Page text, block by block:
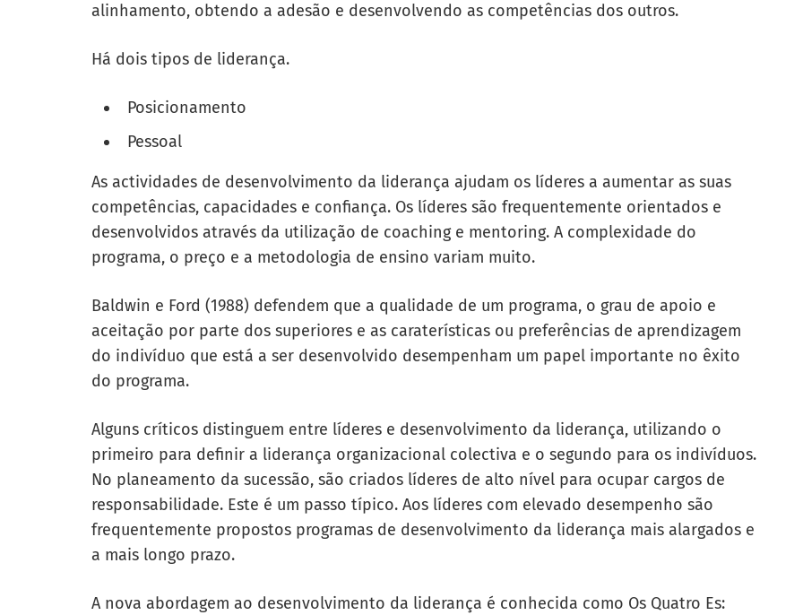
alinhamento, obtendo a adesão e desenvolvendo as competências dos outros.
Há dois tipos de liderança.
Posicionamento
Pessoal
As actividades de desenvolvimento da liderança ajudam os líderes a aumentar as suas
competências, capacidades e confiança. Os líderes são frequentemente orientados e
desenvolvidos através da utilização de coaching e mentoring. A complexidade do
programa, o preço e a metodologia de ensino variam muito.
Baldwin e Ford (1988) defendem que a qualidade de um programa, o grau de apoio e
aceitação por parte dos superiores e as caraterísticas ou preferências de aprendizagem
do indivíduo que está a ser desenvolvido desempenham um papel importante no êxito
do programa.
Alguns críticos distinguem entre líderes e desenvolvimento da liderança, utilizando o
primeiro para definir a liderança organizacional colectiva e o segundo para os indivíduos.
No planeamento da sucessão, são criados líderes de alto nível para ocupar cargos de
responsabilidade. Este é um passo típico. Aos líderes com elevado desempenho são
frequentemente propostos programas de desenvolvimento da liderança mais alargados e
a mais longo prazo.
A nova abordagem ao desenvolvimento da liderança é conhecida como Os Quatro Es: